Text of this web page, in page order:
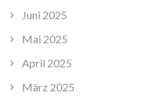
Juni 2025
Mai 2025
April 2025
März 2025